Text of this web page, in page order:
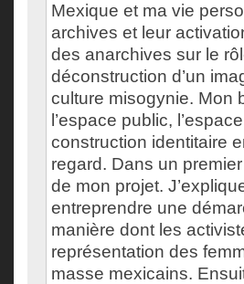
Mexique et ma vie
archives et leur
des anarchives sur le
déconstruction d’un
culture misogynie. Mon
l’espace public,
construction identitaire
regard. Dans un
de mon projet.
entreprendre une
manière dont les
représentation des
masse mexicains.